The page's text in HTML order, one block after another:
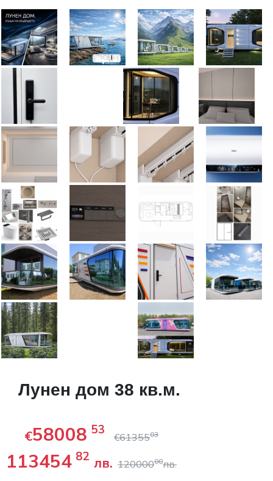
Лунен дом 38 кв.м.
€58008 53
€6135503
113454 82 лв. 12000000лв.